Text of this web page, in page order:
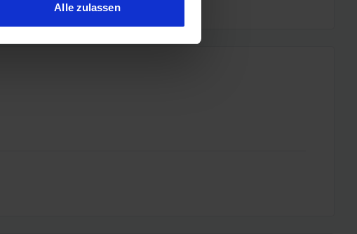
Sie Ihre Präferenzen im
Alle zulassen